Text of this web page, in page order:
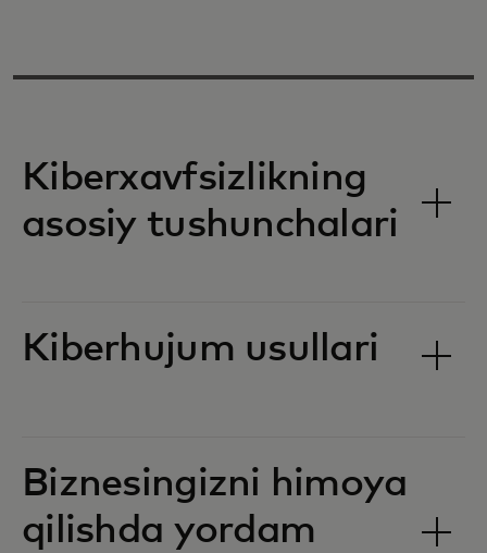
Kiberxavfsizlikning
asosiy tushunchalari
Kiberhujum usullari
Biznesingizni himoya
qilishda yordam